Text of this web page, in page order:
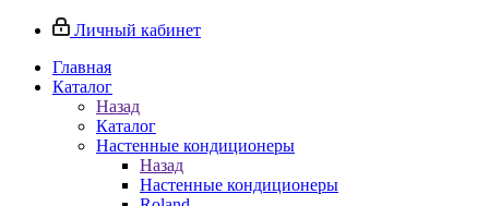
Личный кабинет
Главная
Каталог
Назад
Каталог
Настенные кондиционеры
Назад
Настенные кондиционеры